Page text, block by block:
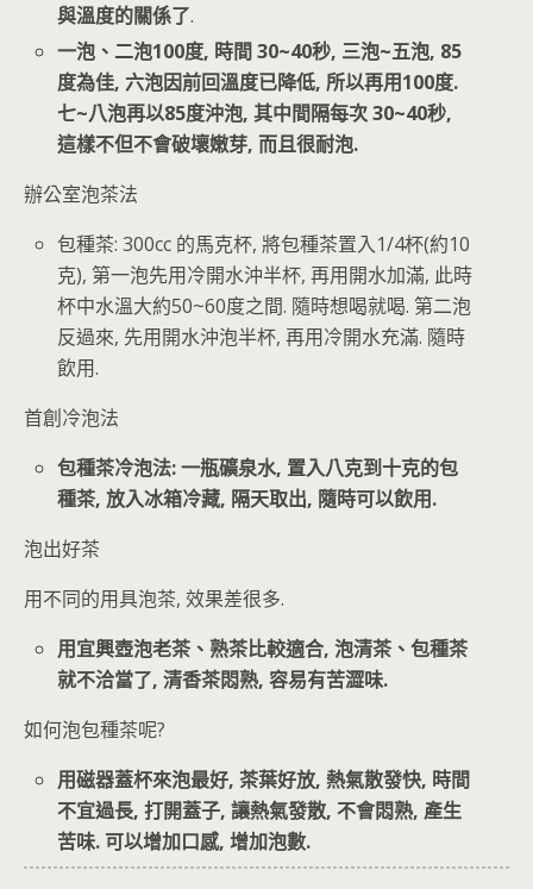
與溫度的關係了.
一泡、二泡100度, 時間 30~40秒, 三泡~五泡, 85
度為佳, 六泡因前回溫度已降低, 所以再用100度.
七~八泡再以85度沖泡, 其中間隔每次 30~40秒,
這樣不但不會破壞嫩芽, 而且很耐泡.
辦公室泡茶法
包種茶: 300cc 的馬克杯, 將包種茶置入1/4杯(約10
克), 第一泡先用冷開水沖半杯, 再用開水加滿, 此時
杯中水溫大約50~60度之間. 隨時想喝就喝. 第二泡
反過來, 先用開水沖泡半杯, 再用冷開水充滿. 隨時
飲用.
首創冷泡法
包種茶冷泡法: 一瓶礦泉水, 置入八克到十克的包
種茶, 放入冰箱冷藏, 隔天取出, 隨時可以飲用.
泡出好茶
用不同的用具泡茶, 效果差很多.
用宜興壺泡老茶、熟茶比較適合, 泡清茶、包種茶
就不洽當了, 清香茶悶熟, 容易有苦澀味.
如何泡包種茶呢?
用磁器蓋杯來泡最好, 茶葉好放, 熱氣散發快, 時間
不宜過長, 打開蓋子, 讓熱氣發散, 不會悶熟, 產生
苦味. 可以增加口感, 增加泡數.